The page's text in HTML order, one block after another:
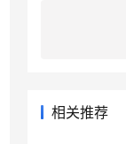
相关推荐